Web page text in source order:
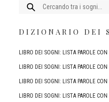
Cercare:
DIZIONARIO DEI
LIBRO DEI SOGNI: LISTA PAROLE CON
LIBRO DEI SOGNI: LISTA PAROLE CON
LIBRO DEI SOGNI: LISTA PAROLE CON
LIBRO DEI SOGNI: LISTA PAROLE CON